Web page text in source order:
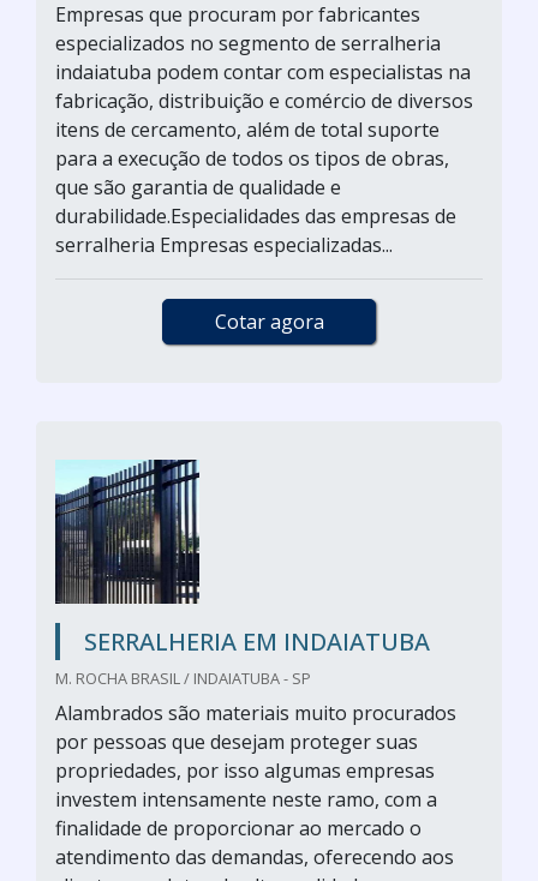
Empresas que procuram por fabricantes
especializados no segmento de serralheria
indaiatuba podem contar com especialistas na
fabricação, distribuição e comércio de diversos
itens de cercamento, além de total suporte
para a execução de todos os tipos de obras,
que são garantia de qualidade e
durabilidade.Especialidades das empresas de
serralheria Empresas especializadas...
Cotar agora
SERRALHERIA EM INDAIATUBA
M. ROCHA BRASIL / INDAIATUBA - SP
Alambrados são materiais muito procurados
por pessoas que desejam proteger suas
propriedades, por isso algumas empresas
investem intensamente neste ramo, com a
finalidade de proporcionar ao mercado o
atendimento das demandas, oferecendo aos